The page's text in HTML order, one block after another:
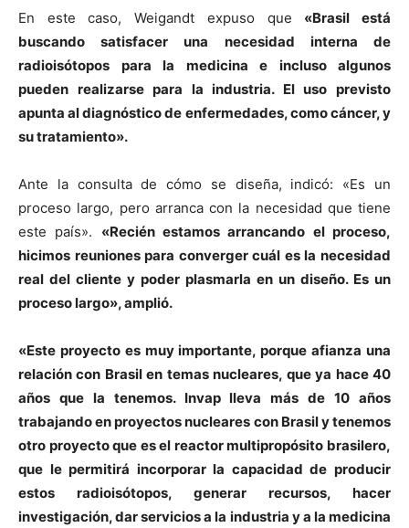
En este caso, Weigandt expuso que «Brasil está
buscando satisfacer una necesidad interna de
radioisótopos para la medicina e incluso algunos
pueden realizarse para la industria. El uso previsto
apunta al diagnóstico de enfermedades, como cáncer, y
su tratamiento».
Ante la consulta de cómo se diseña, indicó: «Es un
proceso largo, pero arranca con la necesidad que tiene
este país». «Recién estamos arrancando el proceso,
hicimos reuniones para converger cuál es la necesidad
real del cliente y poder plasmarla en un diseño. Es un
proceso largo», amplió.
«Este proyecto es muy importante, porque afianza una
relación con Brasil en temas nucleares, que ya hace 40
años que la tenemos. Invap lleva más de 10 años
trabajando en proyectos nucleares con Brasil y tenemos
otro proyecto que es el reactor multipropósito brasilero,
que le permitirá incorporar la capacidad de producir
estos radioisótopos, generar recursos, hacer
investigación, dar servicios a la industria y a la medicina